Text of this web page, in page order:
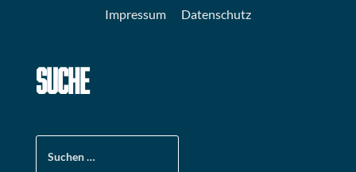
Impressum Datenschutz
SUCHE